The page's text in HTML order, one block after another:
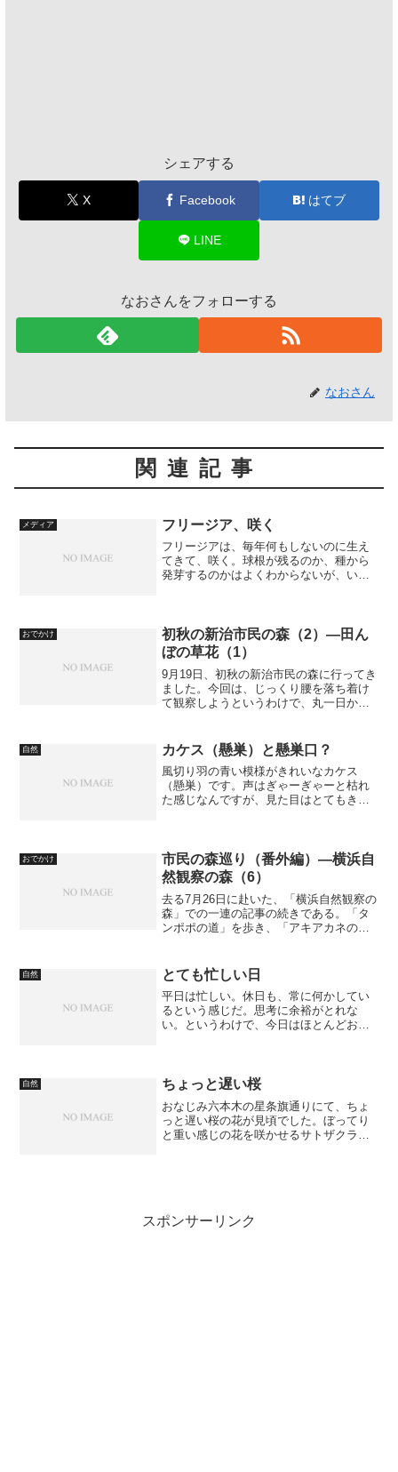
シェアする
X Facebook はてブ
LINE
なおさんをフォローする
なおさん
関連記事
メディア フリージア、咲く
フリージアは、毎年何もしないのに生え
てきて、咲く。球根が残るのか、種から
発芽するのかはよくわからないが、いつ
おでかけ
初秋の新治市民の森（2）―田ん
ぼの草花（1）
9月19日、初秋の新治市民の森に行ってき
ました。今回は、じっくり腰を落ち着け
て観察しようというわけで、丸一日かけ
重く垂れ始めています。黒米は、すでに
刈り取られたあとでし...
自然 カケス（懸巣）と懸巣口？
風切り羽の青い模様がきれいなカケス
（懸巣）です。声はぎゃーぎゃーと枯れ
た感じなんですが、見た目はとてもきれ
すが、これはうちだけかな？
おでかけ
市民の森巡り（番外編）―横浜自
然観察の森（6）
去る7月26日に赴いた、「横浜自然観察の
森」での一連の記事の続きである。「タ
ンポポの道」を歩き、「アキアカネの
カネの丘」ではないが、強い日差し、草
いきれ、すでに「アキア...
自然 とても忙しい日
平日は忙しい。休日も、常に何かしてい
るという感じだ。思考に余裕がとれな
い。というわけで、今日はほとんどお休
自然 ちょっと遅い桜
おなじみ六本木の星条旗通りにて、ちょ
っと遅い桜の花が見頃でした。ぼってり
と重い感じの花を咲かせるサトザクラ、
スポンサーリンク